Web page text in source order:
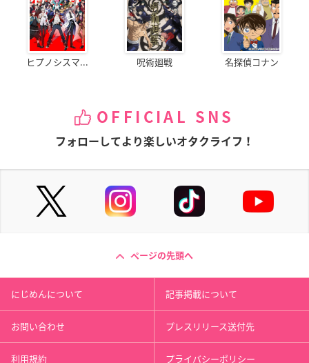
ヒプノシスマ... 呪術廻戦 名探偵コナン
OFFICIAL SNS
フォローしてより楽しいオタクライフ！
ページの先頭へ
にじめんについて 記事掲載について
お問い合わせ プレスリリース送付先
利用規約 プライバシーポリシー